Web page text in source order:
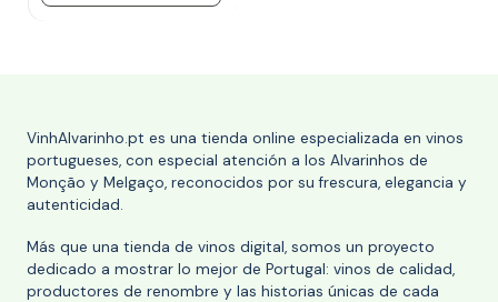
VinhAlvarinho.pt es una tienda online especializada en vinos
portugueses, con especial atención a los Alvarinhos de
Monção y Melgaço, reconocidos por su frescura, elegancia y
autenticidad.
Más que una tienda de vinos digital, somos un proyecto
dedicado a mostrar lo mejor de Portugal: vinos de calidad,
productores de renombre y las historias únicas de cada